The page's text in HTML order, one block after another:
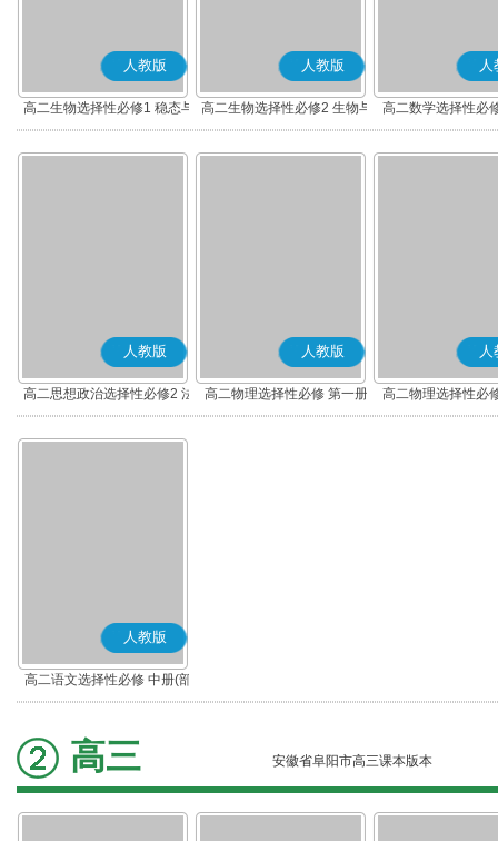
人教版
高二生物选择性必修1 稳态与
调节
人教版
高二生物选择性必修2 生物与
环境
人
高二数学选择性必
(A版)
人教版
高二思想政治选择性必修2 法
律与生活(部编版)
人教版
高二物理选择性必修 第一册
人
高二物理选择性必
人教版
高二语文选择性必修 中册(部
编版)
高三 安徽省阜阳市高三课本版本